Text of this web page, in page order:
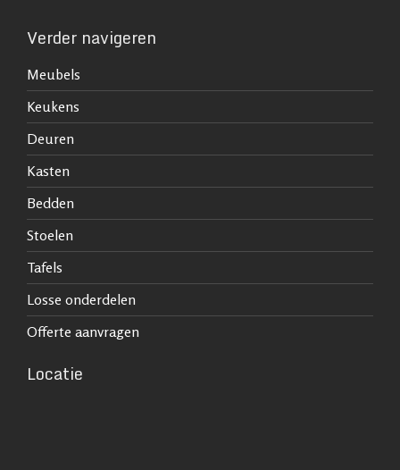
Verder navigeren
Meubels
Keukens
Deuren
Kasten
Bedden
Stoelen
Tafels
Losse onderdelen
Offerte aanvragen
Locatie